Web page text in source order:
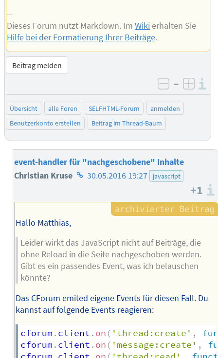
--
Dieses Forum nutzt Markdown. ImWiki erhalten Sie
Hilfe bei der Formatierung Ihrer Beiträge.
Beitrag melden
negativ
–
Übersicht alle Foren SELFHTML-Forum
anmelden
Benutzerkonto erstellen
Beitrag im Thread-Baum
event-handler für "nachgeschobene" Inhalte
Christian Kruse Homepage
Autors
30.05.2016 19:27 javascript
+1
Hallo Matthias,
Leider wirkt das JavaScript nicht auf Beiträge, die
ohne Reload in die Seite nachgeschoben werden.
Gibt es ein passendes Event, was ich belauschen
könnte?
Das CForum emited eigene Events für diesen Fall. Du
kannst auf folgende Events reagieren:
cforum . client . on ( 'thread:create' ,
cforum . client . on ( 'message:create' ,